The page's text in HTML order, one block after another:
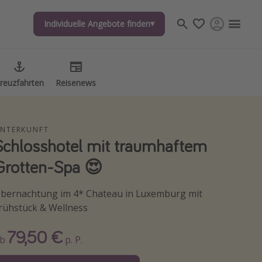
Individuelle Angebote finden
Reisenews
mit traumhaftem
Spa 😍
im 4* Chateau in Luxemburg mit
& Wellness
79,50 € p. P.